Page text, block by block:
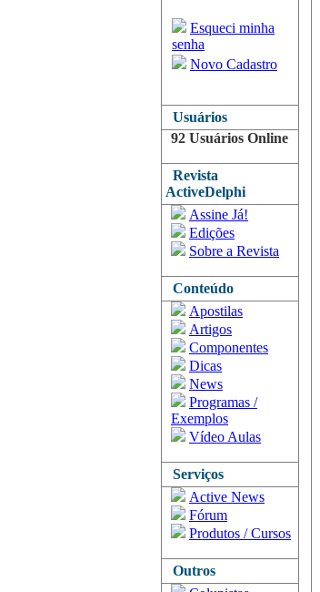
Esqueci minha
senha
Novo Cadastro
Usuários
92 Usuários Online
Revista
ActiveDelphi
Assine Já!
Edições
Sobre a Revista
Conteúdo
Apostilas
Artigos
Componentes
Dicas
News
Programas /
Exemplos
Vídeo Aulas
Serviços
Active News
Fórum
Produtos / Cursos
Outros